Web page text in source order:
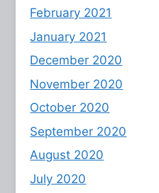
February 2021
January 2021
December 2020
November 2020
October 2020
September 2020
August 2020
July 2020